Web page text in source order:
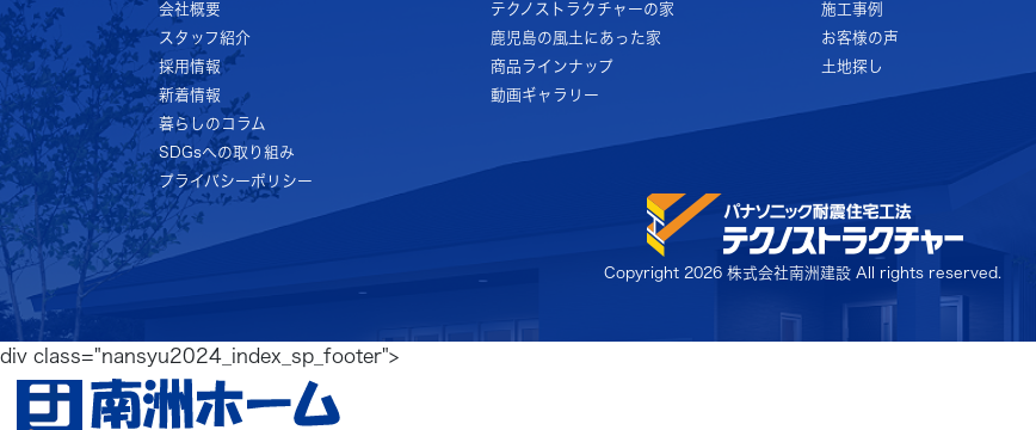
会社概要
スタッフ紹介
採用情報
新着情報
暮らしのコラム
SDGsへの取り組み
プライバシーポリシー
テクノストラクチャーの家
鹿児島の風土にあった家
商品ラインナップ
動画ギャラリー
施工事例
お客様の声
土地探し
Copyright 2026 株式会社南洲建設 All rights reserved.
div class="nansyu2024_index_sp_footer">